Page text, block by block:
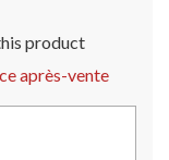
product
après-vente